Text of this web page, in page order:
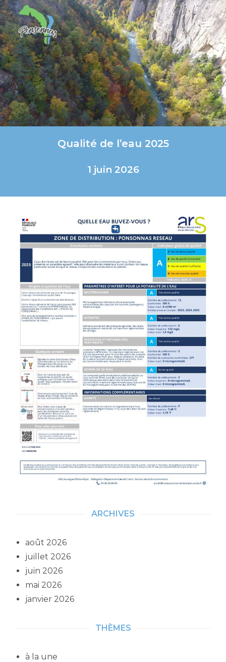
Qualité de l’eau 2025
1 juin 2026
ARCHIVES
août 2026
juillet 2026
juin 2026
mai 2026
janvier 2026
THÈMES
à la une